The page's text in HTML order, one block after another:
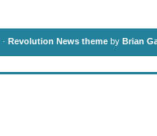
· Revolution News theme by Brian